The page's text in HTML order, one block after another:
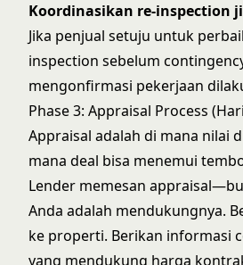
Koordinasikan re-inspection
Jika penjual setuju untuk
inspection sebelum
mengonfirmasi pekerjaan
Phase 3: Appraisal Process
Appraisal adalah di mana nilai
mana deal bisa menemui
Lender memesan
Anda adalah mendukungnya.
ke properti. Berikan informasi
yang mendukung harga